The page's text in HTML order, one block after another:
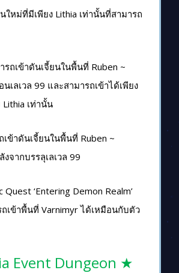
ใหม่ที่มีเพียง Lithia เท่านั้นที่สามารถ
รถเข้าดันเจี้ยนในพื้นที่ Ruben ~
เลเวล 99 และสามารถเข้าได้เพียง
เท่านั้น
เข้าดันเจี้ยนในพื้นที่ Ruben ~
จากบรรลุเลเวล 99
Quest ‘Entering Demon Realm’
ถเข้าพื้นที่ Varnimyr ได้เหมือนกับตัว
Event Dungeon ★